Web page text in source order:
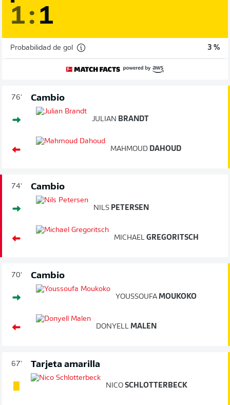
1: 1
Probabilidad de gol 3 %
76' Cambio
JULIAN BRANDT
MAHMOUD DAHOUD
74' Cambio
NILS PETERSEN
MICHAEL GREGORITSCH
70' Cambio
YOUSSOUFA MOUKOKO
DONYELL MALEN
67' Tarjeta amarilla
NICO SCHLOTTERBECK